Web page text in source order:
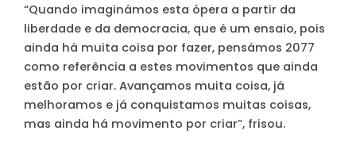
“Quando imaginámos esta ópera a partir da
liberdade e da democracia, que é um ensaio, pois
ainda há muita coisa por fazer, pensámos 2077
como referência a estes movimentos que ainda
estão por criar. Avançamos muita coisa, já
melhoramos e já conquistamos muitas coisas,
mas ainda há movimento por criar”, frisou.